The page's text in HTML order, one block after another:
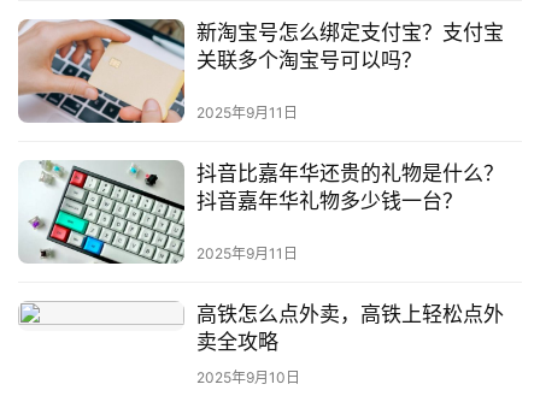
新淘宝号怎么绑定支付宝？支付宝
关联多个淘宝号可以吗？
2025年9月11日
抖音比嘉年华还贵的礼物是什么？
抖音嘉年华礼物多少钱一台？
2025年9月11日
高铁怎么点外卖，高铁上轻松点外
卖全攻略
2025年9月10日